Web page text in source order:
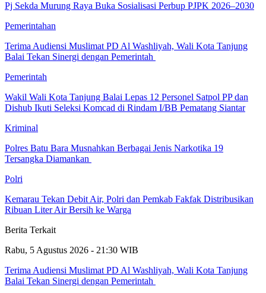
Pj Sekda Murung Raya Buka Sosialisasi Perbup PJPK 2026–2030
Pemerintahan
Terima Audiensi Muslimat PD Al Washliyah, Wali Kota Tanjung
Balai Tekan Sinergi dengan Pemerintah
Pemerintah
Wakil Wali Kota Tanjung Balai Lepas 12 Personel Satpol PP dan
Dishub Ikuti Seleksi Komcad di Rindam I/BB Pematang Siantar
Kriminal
Polres Batu Bara Musnahkan Berbagai Jenis Narkotika 19
Tersangka Diamankan
Polri
Kemarau Tekan Debit Air, Polri dan Pemkab Fakfak Distribusikan
Ribuan Liter Air Bersih ke Warga
Berita Terkait
Rabu, 5 Agustus 2026 - 21:30 WIB
Terima Audiensi Muslimat PD Al Washliyah, Wali Kota Tanjung
Balai Tekan Sinergi dengan Pemerintah